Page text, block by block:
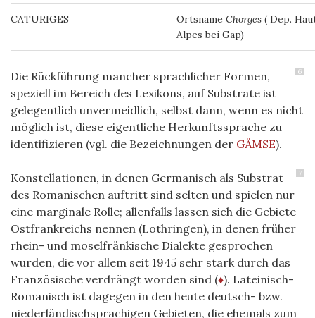
CATURIGES Ortsname Chorges ( Dep.
Alpes bei Gap)
6
Die Rückführung mancher sprachlicher Formen,
speziell im Bereich des Lexikons, auf Substrate ist
gelegentlich unvermeidlich, selbst dann, wenn es nicht
möglich ist, diese eigentliche Herkunftssprache zu
identifizieren (vgl. die Bezeichnungen der GÄMSE).
7
Konstellationen, in denen Germanisch als Substrat
des Romanischen auftritt sind selten und spielen nur
eine marginale Rolle; allenfalls lassen sich die Gebiete
Ostfrankreichs nennen (Lothringen), in denen früher
rhein- und moselfränkische Dialekte gesprochen
wurden, die vor allem seit 1945 sehr stark durch das
Französische verdrängt worden sind (♦). Lateinisch-
Romanisch ist dagegen in den heute deutsch- bzw.
niederländischsprachigen Gebieten, die ehemals zum